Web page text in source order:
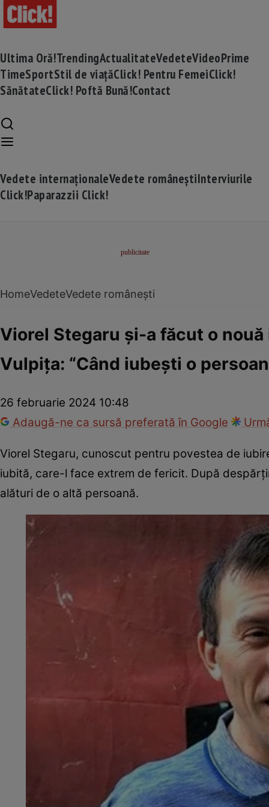
Ultima Oră!TrendingActualitateVedeteVideoPrime
TimeSportStil de viațăClick! Pentru FemeiClick!
SănătateClick! Poftă Bună!Contact
Vedete internaționaleVedete româneștiInterviurile
Click!Paparazzii Click!
HomeVedeteVedete românești
Viorel Stegaru și-a făcut o
Vulpița: “Când iubești o
26 februarie 2024 10:48
Adaugă-ne ca sursă preferată în Google
Viorel Stegaru, cunoscut pentru povestea de
iubită, care-l face extrem de fericit. După
alături de o altă persoană.